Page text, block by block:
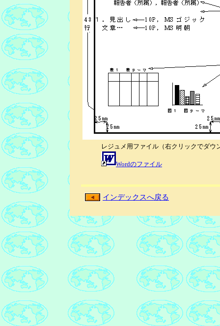
レジュメ用ファイル（右クリックでダウ
Wordのファイル
インデックスへ戻る